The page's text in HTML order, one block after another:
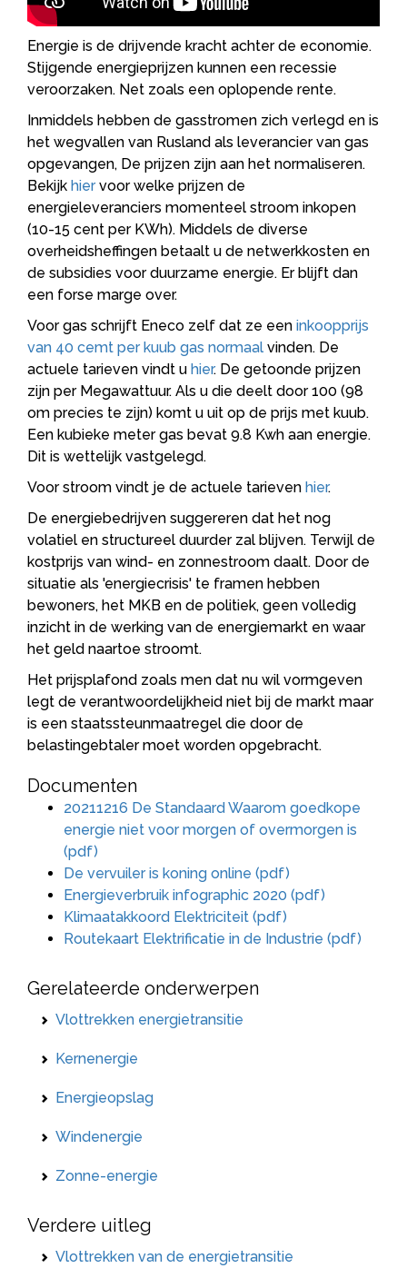
Energie is de drijvende kracht achter de economie.
Stijgende energieprijzen kunnen een recessie
veroorzaken. Net zoals een oplopende rente.
Inmiddels hebben de gasstromen zich verlegd en is
het wegvallen van Rusland als leverancier van gas
opgevangen, De prijzen zijn aan het normaliseren.
Bekijk hiervoor welke prijzen de
energieleveranciers momenteel stroom inkopen
(10-15 cent per KWh). Middels de diverse
overheidsheffingen betaalt u de netwerkkosten en
de subsidies voor duurzame energie. Er blijft dan
een forse marge over.
Voor gas schrijft Eneco zelf dat ze een inkoopprijs
van 40 cemt per kuub gas normaal vinden. De
actuele tarieven vindt u hier. De getoonde prijzen
zijn per Megawattuur. Als u die deelt door 100 (98
om precies te zijn) komt u uit op de prijs met kuub.
Een kubieke meter gas bevat 9.8 Kwh aan energie.
Dit is wettelijk vastgelegd.
Voor stroom vindt je de actuele tarieven hier.
De energiebedrijven suggereren dat het nog
volatiel en structureel duurder zal blijven. Terwijl de
kostprijs van wind- en zonnestroom daalt. Door de
situatie als 'energiecrisis' te framen hebben
bewoners, het MKB en de politiek, geen volledig
inzicht in de werking van de energiemarkt en waar
het geld naartoe stroomt.
Het prijsplafond zoals men dat nu wil vormgeven
legt de verantwoordelijkheid niet bij de markt maar
is een staatssteunmaatregel die door de
belastingebtaler moet worden opgebracht.
Documenten
20211216 De Standaard Waarom goedkope
energie niet voor morgen of overmorgen is
(pdf)
De vervuiler is koning online (pdf)
Energieverbruik infographic 2020 (pdf)
Klimaatakkoord Elektriciteit (pdf)
Routekaart Elektrificatie in de Industrie (pdf)
Gerelateerde onderwerpen
Vlottrekken energietransitie
Kernenergie
Energieopslag
Windenergie
Zonne-energie
Verdere uitleg
Vlottrekken van de energietransitie